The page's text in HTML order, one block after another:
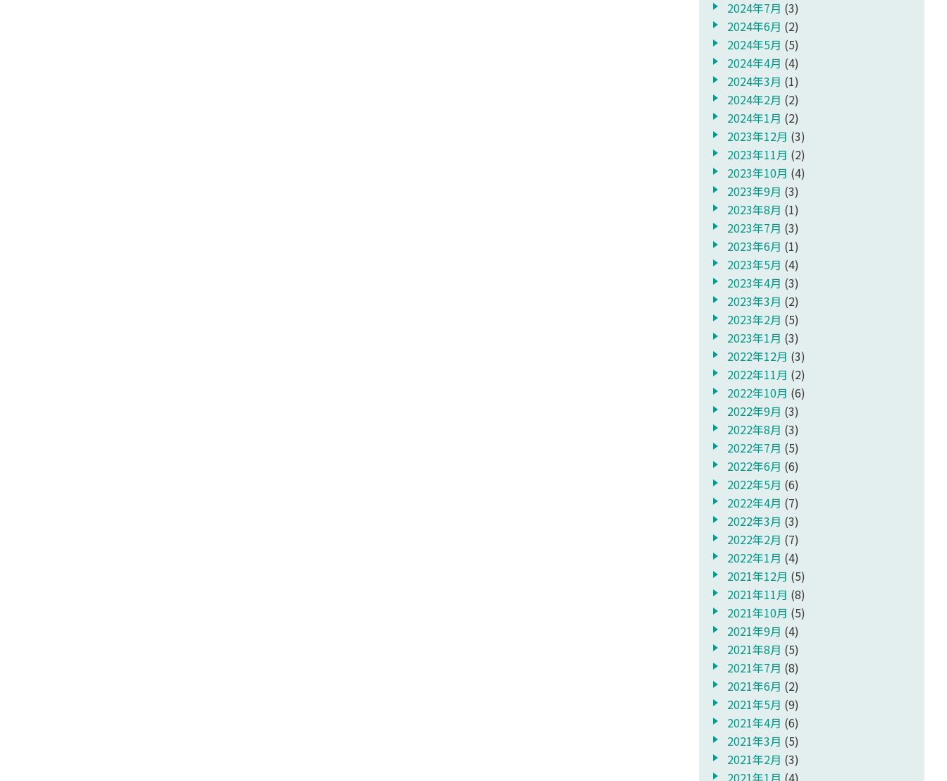
2024年7月 (3)
2024年6月 (2)
2024年5月 (5)
2024年4月 (4)
2024年3月 (1)
2024年2月 (2)
2024年1月 (2)
2023年12月 (3)
2023年11月 (2)
2023年10月 (4)
2023年9月 (3)
2023年8月 (1)
2023年7月 (3)
2023年6月 (1)
2023年5月 (4)
2023年4月 (3)
2023年3月 (2)
2023年2月 (5)
2023年1月 (3)
2022年12月 (3)
2022年11月 (2)
2022年10月 (6)
2022年9月 (3)
2022年8月 (3)
2022年7月 (5)
2022年6月 (6)
2022年5月 (6)
2022年4月 (7)
2022年3月 (3)
2022年2月 (7)
2022年1月 (4)
2021年12月 (5)
2021年11月 (8)
2021年10月 (5)
2021年9月 (4)
2021年8月 (5)
2021年7月 (8)
2021年6月 (2)
2021年5月 (9)
2021年4月 (6)
2021年3月 (5)
2021年2月 (3)
2021年1月 (4)